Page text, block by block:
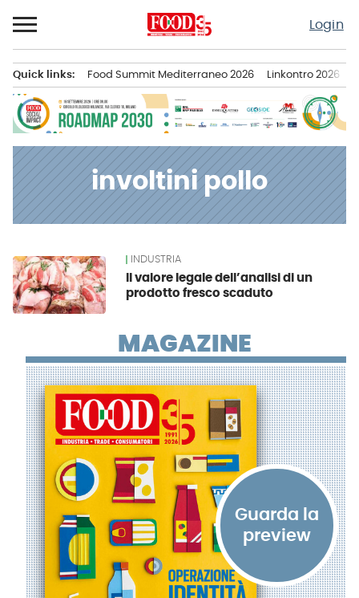
al
contenuto
Login
principale
Quick links: Food Summit Mediterraneo 2026 Linkontro 2026
involtini pollo
News INDUSTRIA
Il valore legale dell’analisi di un
prodotto fresco scaduto
MAGAZINE